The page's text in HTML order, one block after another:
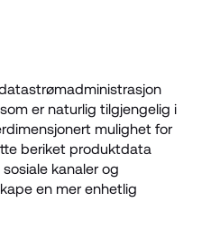
er naturlig tilgjengelig i
mulighet for
beriket produktdata
kanaler og
en mer enhetlig